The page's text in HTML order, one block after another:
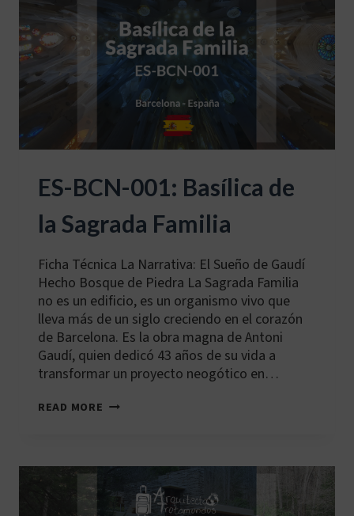
ES-BCN-001: Basílica de
la Sagrada Familia
Ficha Técnica La Narrativa: El Sueño de Gaudí
Hecho Bosque de Piedra La Sagrada Familia
no es un edificio, es un organismo vivo que
lleva más de un siglo creciendo en el corazón
de Barcelona. Es la obra magna de Antoni
Gaudí, quien dedicó 43 años de su vida a
transformar un proyecto neogótico en…
READ MORE ES-
SAGRADA
FAMILIA